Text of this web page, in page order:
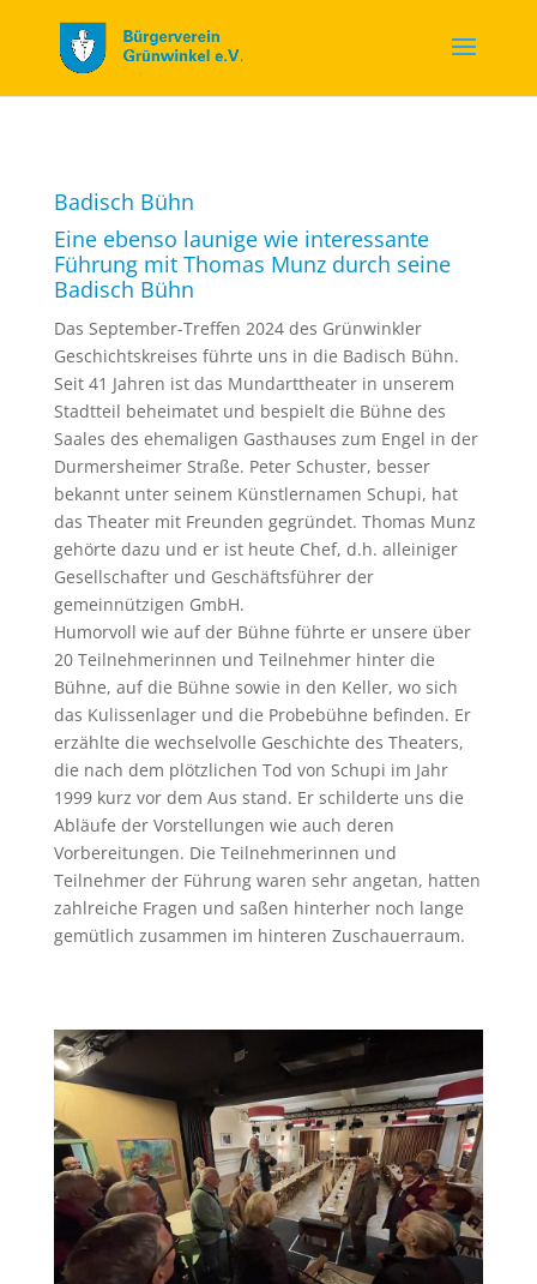
Badisch Bühn
Eine ebenso launige wie interessante
Führung mit Thomas Munz durch seine
Badisch Bühn
Das September-Treffen 2024 des Grünwinkler
Geschichtskreises führte uns in die Badisch Bühn.
Seit 41 Jahren ist das Mundarttheater in unserem
Stadtteil beheimatet und bespielt die Bühne des
Saales des ehemaligen Gasthauses zum Engel in der
Durmersheimer Straße. Peter Schuster, besser
bekannt unter seinem Künstlernamen Schupi, hat
das Theater mit Freunden gegründet. Thomas Munz
gehörte dazu und er ist heute Chef, d.h. alleiniger
Gesellschafter und Geschäftsführer der
gemeinnützigen GmbH.
Humorvoll wie auf der Bühne führte er unsere über
20 Teilnehmerinnen und Teilnehmer hinter die
Bühne, auf die Bühne sowie in den Keller, wo sich
das Kulissenlager und die Probebühne befinden. Er
erzählte die wechselvolle Geschichte des Theaters,
die nach dem plötzlichen Tod von Schupi im Jahr
1999 kurz vor dem Aus stand. Er schilderte uns die
Abläufe der Vorstellungen wie auch deren
Vorbereitungen. Die Teilnehmerinnen und
Teilnehmer der Führung waren sehr angetan, hatten
zahlreiche Fragen und saßen hinterher noch lange
gemütlich zusammen im hinteren Zuschauerraum.